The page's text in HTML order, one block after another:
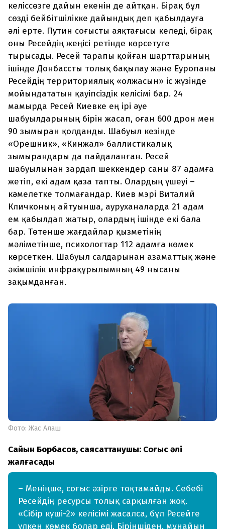
келіссөзге дайын екенін де айтқан. Бірақ бұл
сөзді бейбітшілікке дайындық деп қабылдауға
әлі ерте. Путин соғысты аяқтағысы келеді, бірақ
оны Ресейдің жеңісі ретінде көрсетуге
тырысады. Ресей тарапы қойған шарттарының
ішінде Донбассты толық бақылау және Еуропаны
Ресейдің территориялық «олжасын» іс жүзінде
мойындататын қауіпсіздік келісімі бар. 24
мамырда Ресей Киевке ең ірі әуе
шабуылдарының бірін жасап, оған 600 дрон мен
90 зымыран қолданды. Шабуыл кезінде
«Орешник», «Кинжал» баллистикалық
зымырандары да пайдаланған. Ресей
шабуылынан зардап шеккендер саны 87 адамға
жетіп, екі адам қаза тапты. Олардың үшеуі –
кәмелетке толмағандар. Киев мэрі Виталий
Кличконың айтуынша, ауруханаларда 21 адам
ем қабылдап жатыр, олардың ішінде екі бала
бар. Төтенше жағдайлар қызметінің
мәліметінше, психологтар 112 адамға көмек
көрсеткен. Шабуыл салдарынан азаматтық және
әкімшілік инфрақұрылымның 49 нысаны
зақымданған.
Фото: Жас Алаш
Сайын Борбасов, саясаттанушы: Соғыс әлі
жалғасады
– Меніңше, соғыс әзірге тоқтамайды. Себебі
Ресейдің ресурсы толық сарқылған жоқ.
«Сібір күші-2» келісімі жасалса, бұл Ресейге
үлкен көмек болар еді. Біріншіден, мұнайын